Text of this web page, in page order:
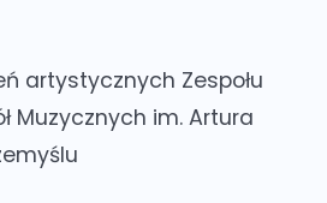
artystycznych Zespołu
Muzycznych im. Artura